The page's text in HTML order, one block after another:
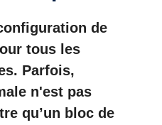
de
tous les
Parfois,
n'est pas
qu’un bloc de